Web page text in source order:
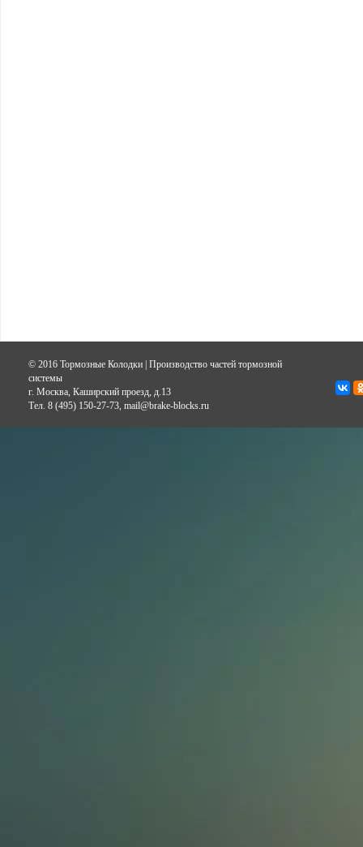
© 2016 Тормозные Колодки | Производство частей тормозной
системы
г. Москва, Каширский проезд, д.13
Тел. 8 (495) 150-27-73, mail@brake-blocks.ru